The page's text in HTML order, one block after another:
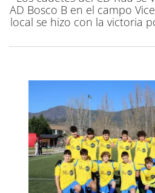
AD Bosco B en el campo
local se hizo con la victoria